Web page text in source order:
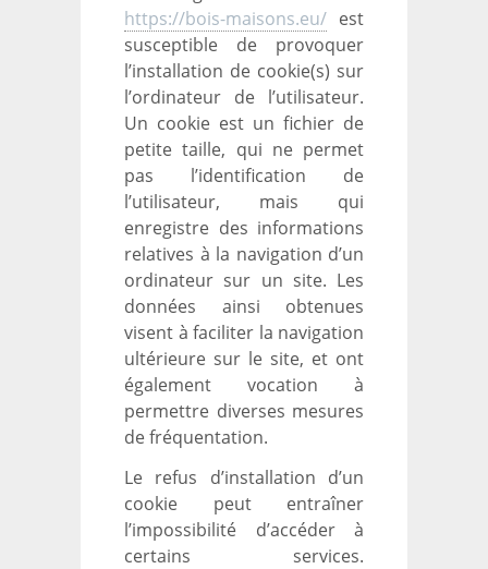
https://bois-maisons.eu/ est
susceptible de provoquer
l’installation de cookie(s) sur
l’ordinateur de l’utilisateur.
Un cookie est un fichier de
petite taille, qui ne permet
pas l’identification de
l’utilisateur, mais qui
enregistre des informations
relatives à la navigation d’un
ordinateur sur un site. Les
données ainsi obtenues
visent à faciliter la navigation
ultérieure sur le site, et ont
également vocation à
permettre diverses mesures
de fréquentation.
Le refus d’installation d’un
cookie peut entraîner
l’impossibilité d’accéder à
certains services.